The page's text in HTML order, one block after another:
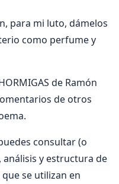
para mi luto, dámelos
como perfume y
de Ramón
de otros
consultar (o
y estructura de
que se utilizan en